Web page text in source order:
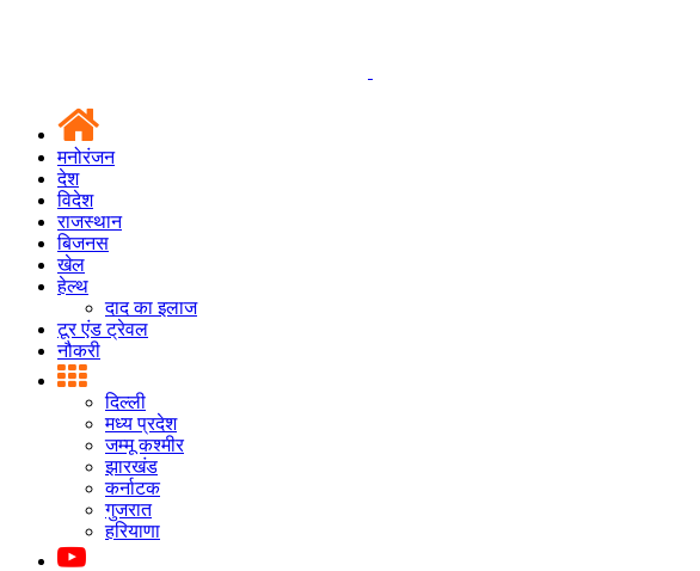
मनोरंजन
देश
विदेश
राजस्थान
बिजनस
खेल
हेल्थ
दाद का इलाज
टूर एंड ट्रेवल
नौकरी
दिल्ली
मध्य प्रदेश
जम्मू कश्मीर
झारखंड
कर्नाटक
गुजरात
हरियाणा